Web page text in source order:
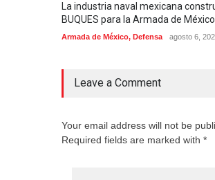
La industria naval mexicana
BUQUES para la Armada de México
Armada de México, Defensa agosto 6,
Leave a Comment
Your email address will not be
Required fields are marked with *